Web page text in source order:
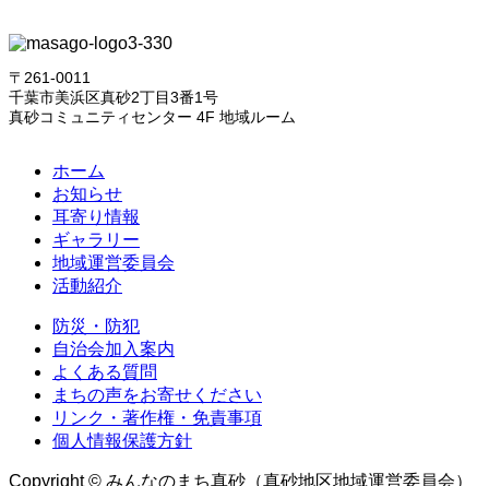
〒261-0011
千葉市美浜区真砂2丁目3番1号
真砂コミュニティセンター 4F 地域ルーム
ホーム
お知らせ
耳寄り情報
ギャラリー
地域運営委員会
活動紹介
防災・防犯
自治会加入案内
よくある質問
まちの声をお寄せください
リンク・著作権・免責事項
個人情報保護方針
Copyright © みんなのまち真砂（真砂地区地域運営委員会）